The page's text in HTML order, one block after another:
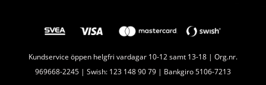
Kundservice öppen helgfri vardagar 10-12 samt 13-18 | Org.nr.
969668-2245 | Swish: 123 148 90 79 | Bankgiro 5106-7213